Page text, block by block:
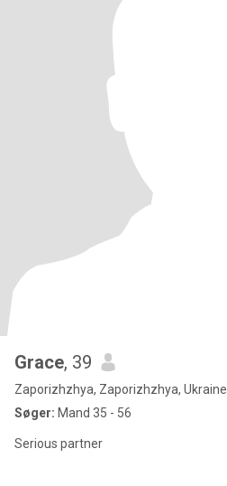
Grace, 39
Zaporizhzhya, Zaporizhzhya, Ukraine
Søger: Mand 35 - 56
Serious partner